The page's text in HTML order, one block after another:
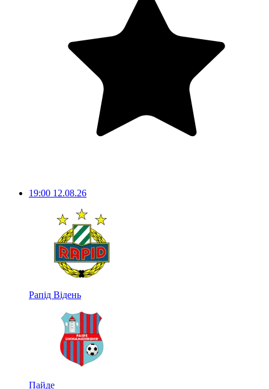
19:00 12.08.26
Рапід Відень
Пайде